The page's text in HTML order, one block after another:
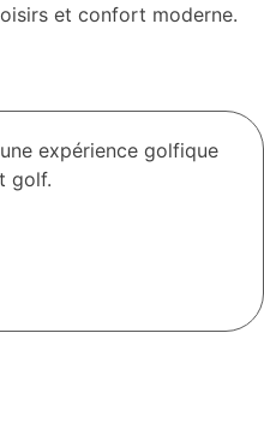
et confort moderne.
expérience golfique
golf.